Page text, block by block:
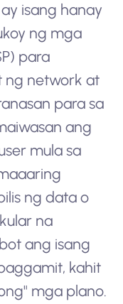
ay isang hanay
ng mga
para
ng network at
para sa
ang
mula sa
ng data o
na
ang isang
kahit
mga plano.